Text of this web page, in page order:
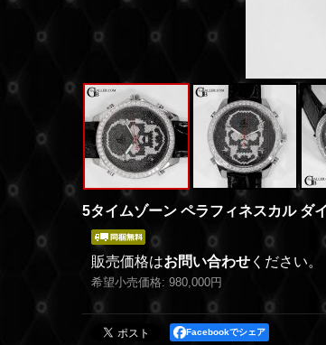
5タイムゾーン ペラフィネスカル ダ
販売価格はお問い合わせ ください。
希望小売価格: 980,000円
Facebookでシェア